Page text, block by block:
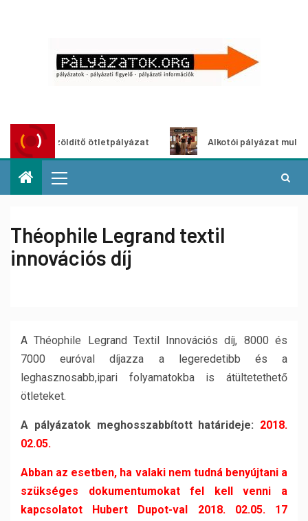
ötletpályázat Alkotói pályázat multimédia-
Théophile Legrand textil
innovációs díj
A Théophile Legrand Textil Innovációs díj, 8000 és
7000 euróval díjazza a legeredetibb és a
leghasznosabb,ipari folyamatokba is átültetethető
ötleteket.
A pályázatok meghosszabbított határideje: 2018.
02.05.
Abban az esetben, ha valaki nem tudná benyújtani a
szükséges dokumentumokat fel kell venni a
kapcsolatot Hubert Dupot-val 2018. 02.05. 17